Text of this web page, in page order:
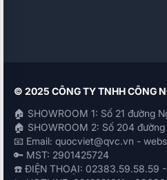
© 2025 CÔNG TY TNHH CÔNG
🏠 SHOWROOM 1: Số 21 đường
🏠 SHOWROOM 2: Số 204
📧 Email: quocviet@qvc.vn -
🔑 MST: 2901425724
☎️ ĐIỆN THOẠI: 02383.59.58.59